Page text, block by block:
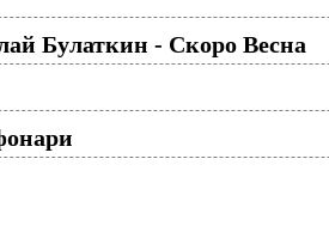
Булаткин - Скоро Весна